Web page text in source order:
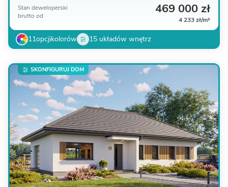
Stan deweloperski
brutto od 469 000 zł
4 233 zł/m²
11opcjikolorów 15 układów wnętrz
SKONFIGURUJ DOM